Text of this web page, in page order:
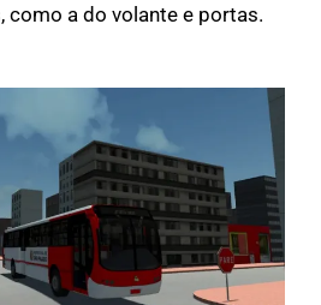
como a do volante e portas.